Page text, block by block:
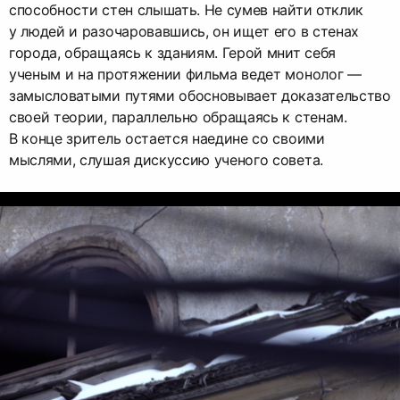
способности стен слышать. Не сумев найти отклик
у людей и разочаровавшись, он ищет его в стенах
города, обращаясь к зданиям. Герой мнит себя
ученым и на протяжении фильма ведет монолог —
замысловатыми путями обосновывает доказательство
своей теории, параллельно обращаясь к стенам.
В конце зритель остается наедине со своими
мыслями, слушая дискуссию ученого совета.